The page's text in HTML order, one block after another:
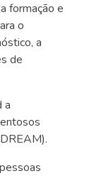
formação e
o
a
de
a